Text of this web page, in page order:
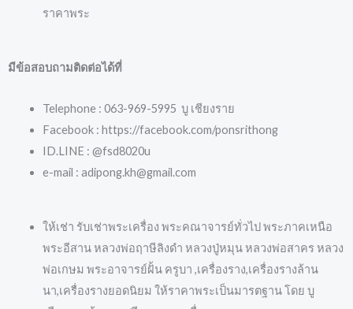
ราคาพระ
มีข้อสอบถามติดต่อได้ที่
Telephone : 063-969-5995 บู เชียงราย
Facebook : https://facebook.com/ponsrithong
ID.LINE : @fsd8020u
e-mail : adipong.kh@gmail.com
ให้เช่า รับเช่าพระเครื่อง พระคณาจารย์ทั่วไป พระภาคเหนือ
พระอีสาน หลวงพ่อฤาษีลิงดำ หลวงปู่หมุน หลวงพ่อสาคร หลวง
พ่อเกษม พระอาจารย์ฝั้น ครูบา ,เครื่องราง,เครื่องรางล้าน
นา,เครื่องรางยอดนิยม ให้ราคาพระเป็นมารตฐาน โดย บู